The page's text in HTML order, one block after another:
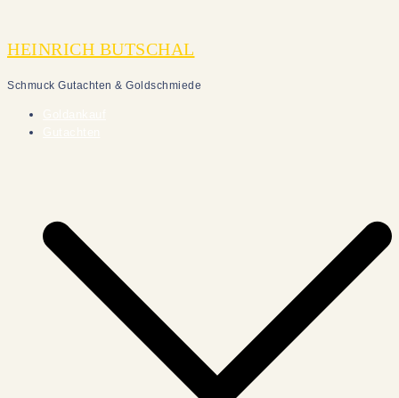
springen
HEINRICH BUTSCHAL
Schmuck Gutachten & Goldschmiede